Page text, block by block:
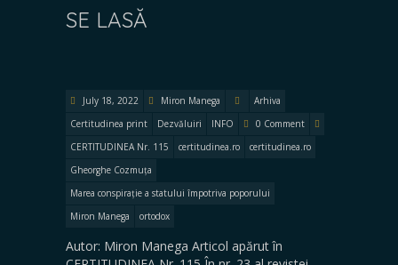
SE LASĂ
July 18, 2022 Miron Manega
Arhiva
Certitudinea print
Dezvăluiri INFO
0 Comment
CERTITUDINEA Nr. 115
certitudinea.ro
certitudinea.ro
Gheorghe Cozmuța
Marea conspirație a statului împotriva poporului
Miron Manega
ortodox
Autor: Miron Manega Articol apărut în